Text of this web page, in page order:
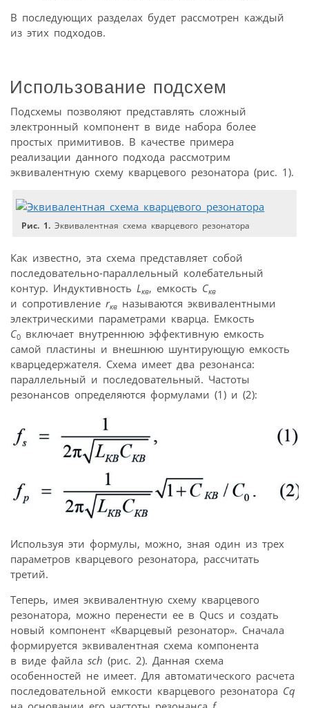
В последующих разделах будет рассмотрен каждый
из этих подходов.
Использование подсхем
Подсхемы позволяют представлять сложный
электронный компонент в виде набора более
простых примитивов. В качестве примера
реализации данного подхода рассмотрим
эквивалентную схему кварцевого резонатора (рис. 1).
Рис. 1. Эквивалентная схема кварцевого резонатора
Как известно, эта схема представляет собой
последовательно-параллельный колебательный
контур. Индуктивность L кв, емкость Cкв
и сопротивление rкв называются эквивалентными
электрическими параметрами кварца. Емкость
С0 включает внутреннюю эффективную емкость
самой пластины и внешнюю шунтирующую емкость
кварцедержателя. Схема имеет два резонанса:
параллельный и последовательный. Частоты
резонансов определяются формулами (1) и (2):
Используя эти формулы, можно, зная один из трех
параметров кварцевого резонатора, рассчитать
третий.
Теперь, имея эквивалентную схему кварцевого
резонатора, можно перенести ее в Qucs и создать
новый компонент «Кварцевый резонатор». Сначала
формируется эквивалентная схема компонента
в виде файла sch (рис. 2). Данная схема
особенностей не имеет. Для автоматического расчета
последовательной емкости кварцевого резонатора Cq